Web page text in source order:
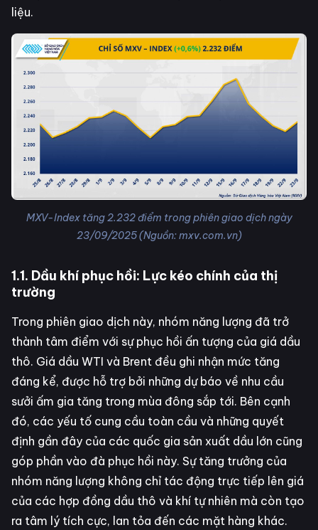
liệu.
MXV-Index tăng 2.232 điểm trong phiên giao dịch ngày
23/09/2025 (Nguồn: mxv.com.vn)
1.1. Dầu khí phục hồi: Lực kéo chính của thị
trường
Trong phiên giao dịch này, nhóm năng lượng đã trở
thành tâm điểm với sự phục hồi ấn tượng của giá dầu
thô. Giá dầu WTI và Brent đều ghi nhận mức tăng
đáng kể, được hỗ trợ bởi những dự báo về nhu cầu
sưởi ấm gia tăng trong mùa đông sắp tới. Bên cạnh
đó, các yếu tố cung cầu toàn cầu và những quyết
định gần đây của các quốc gia sản xuất dầu lớn cũng
góp phần vào đà phục hồi này. Sự tăng trưởng của
nhóm năng lượng không chỉ tác động trực tiếp lên giá
của các hợp đồng dầu thô và khí tự nhiên mà còn tạo
ra tâm lý tích cực, lan tỏa đến các mặt hàng khác.